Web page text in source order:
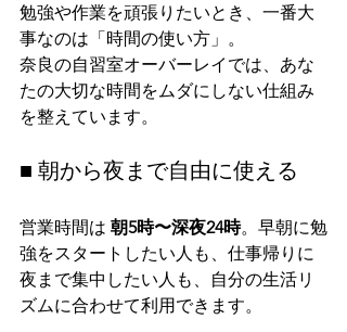
勉強や作業を頑張りたいとき、一番大
事なのは「時間の使い方」。
奈良の自習室オーバーレイでは、あな
たの大切な時間をムダにしない仕組み
を整えています。
■ 朝から夜まで自由に使える
営業時間は 朝5時〜深夜24時。早朝に勉
強をスタートしたい人も、仕事帰りに
夜まで集中したい人も、自分の生活リ
ズムに合わせて利用できます。